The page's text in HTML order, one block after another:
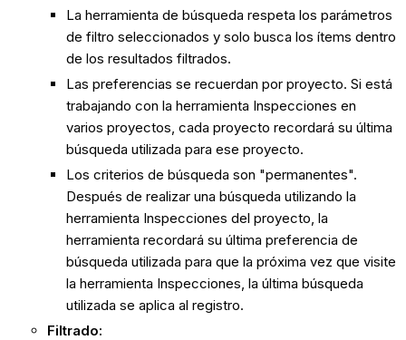
La herramienta de búsqueda respeta los parámetros
de filtro seleccionados y solo busca los ítems dentro
de los resultados filtrados.
Las preferencias se recuerdan por proyecto. Si está
trabajando con la herramienta Inspecciones en
varios proyectos, cada proyecto recordará su última
búsqueda utilizada para ese proyecto.
Los criterios de búsqueda son "permanentes".
Después de realizar una búsqueda utilizando la
herramienta Inspecciones del proyecto, la
herramienta recordará su última preferencia de
búsqueda utilizada para que la próxima vez que visite
la herramienta Inspecciones, la última búsqueda
utilizada se aplica al registro.
Filtrado: